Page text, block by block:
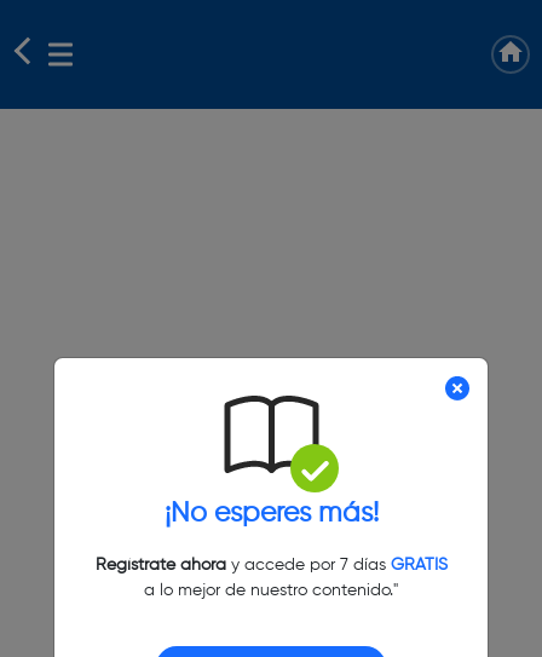
¡No esperes más!
Regístrate ahoray accede por 7 días GRATIS
a lo mejor de nuestro contenido."